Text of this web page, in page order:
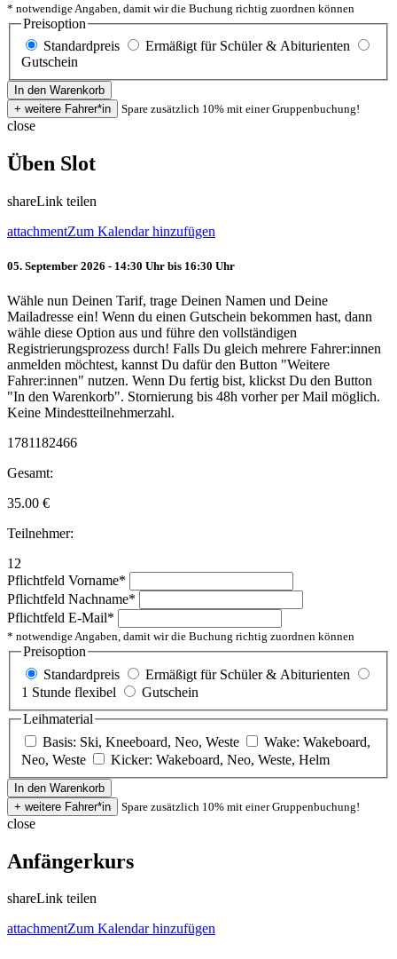
* notwendige Angaben, damit wir die Buchung richtig zuordnen können
Preisoption
Standardpreis
Ermäßigt für Schüler & Abiturienten
Gutschein
Spare zusätzlich 10% mit einer Gruppenbuchung!
close
Üben Slot
shareLink teilen
attachmentZum Kalendar hinzufügen
05. September 2026 - 14:30 Uhr bis 16:30 Uhr
Wähle nun Deinen Tarif, trage Deinen Namen und Deine
Mailadresse ein! Wenn du einen Gutschein bekommen hast, dann
wähle diese Option aus und führe den vollständigen
Registrierungsprozess durch! Falls Du gleich mehrere Fahrer:innen
anmelden möchtest, kannst Du dafür den Button "Weitere
Fahrer:innen" nutzen. Wenn Du fertig bist, klickst Du den Button
"In den Warenkorb". Stornierung bis 48h vorher per Mail möglich.
Keine Mindestteilnehmerzahl.
1781182466
Gesamt:
35.00 €
Teilnehmer:
12
Pflichtfeld Vorname*
Pflichtfeld Nachname*
Pflichtfeld E-Mail*
* notwendige Angaben, damit wir die Buchung richtig zuordnen können
Preisoption
Standardpreis
Ermäßigt für Schüler & Abiturienten
1 Stunde flexibel
Gutschein
Leihmaterial
Basis: Ski, Kneeboard, Neo, Weste
Wake: Wakeboard,
Neo, Weste
Kicker: Wakeboard, Neo, Weste, Helm
Spare zusätzlich 10% mit einer Gruppenbuchung!
close
Anfängerkurs
shareLink teilen
attachmentZum Kalendar hinzufügen